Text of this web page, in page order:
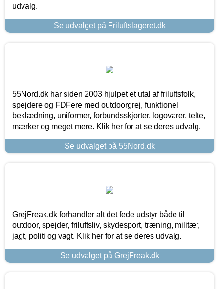
udvalg.
Se udvalget på Friluftslageret.dk
55Nord.dk har siden 2003 hjulpet et utal af friluftsfolk,
spejdere og FDFere med outdoorgrej, funktionel
beklædning, uniformer, forbundsskjorter, logovarer, telte,
mærker og meget mere. Klik her for at se deres udvalg.
Se udvalget på 55Nord.dk
GrejFreak.dk forhandler alt det fede udstyr både til
outdoor, spejder, friluftsliv, skydesport, træning, militær,
jagt, politi og vagt. Klik her for at se deres udvalg.
Se udvalget på GrejFreak.dk